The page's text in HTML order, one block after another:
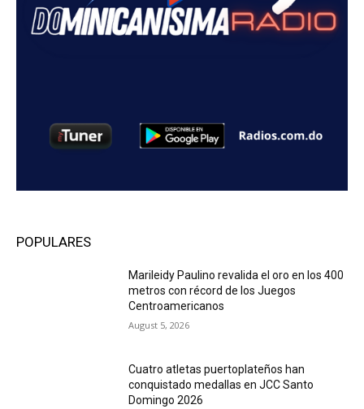
POPULARES
Marileidy Paulino revalida el oro en los 400
metros con récord de los Juegos
Centroamericanos
August 5, 2026
Cuatro atletas puertoplateños han
conquistado medallas en JCC Santo
Domingo 2026